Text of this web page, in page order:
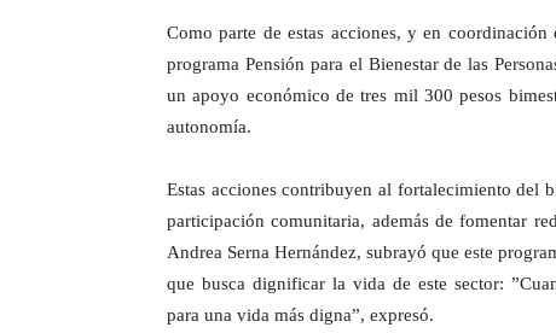
Como parte de estas acciones, y en
programa Pensión para el Bienestar de las
un apoyo económico de tres mil 300 pesos
autonomía.
Estas acciones contribuyen al fortalecimiento del
participación comunitaria, además de fomentar
Andrea Serna Hernández, subrayó que este
que busca dignificar la vida de este sector:
para una vida más digna”, expresó.